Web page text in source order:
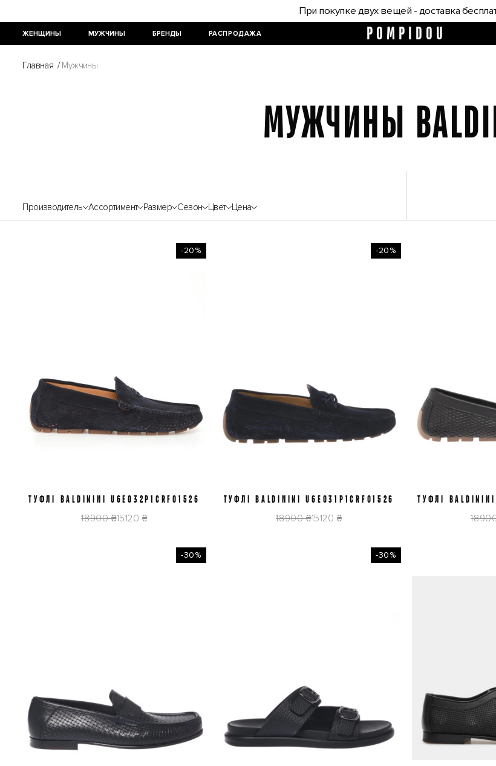
При покупке двух вещей - доставка
ЖЕНЩИНЫ МУЖЧИНЫ БРЕНДЫ РАСПРОДАЖА POMPIDOU
Главная / Мужчины
МУЖЧИНЫ
Производитель Ассортимент Размер Сезон Цвет Цена
-20%
41 424344
ТУФЛІ BALDININI U6E032P1CRFO1526
18900 ₴15120 ₴
-20%
41 4243 45
ТУФЛІ BALDININI U6E031P1CRFO1526
18900 ₴15120 ₴
ТУФЛІ
-30% -30%